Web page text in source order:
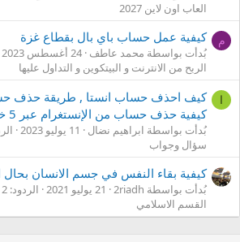
العاب اون لاين 2027
م كيفية عمل حساب باي بال بقطاع غزة
بُدأت بواسطة محمد عاطف 24 أغسطس 2023
الربح من الانترنت و البيتكوين و التداول عليها
ا
كيف احذف حساب انستا , طريقة حذف
كيفية حذف حساب من الإنستغرام عبر 5 خطوات فقط
بُدأت بواسطة ابراهيم نضال 11 يوليو 2023
سؤال وجواب
كيفية بقاء النفس في جسم الانسان بحال
بُدأت بواسطة 2riadh 21 يوليو 2021
الردود: 2
القسم الاسلامي